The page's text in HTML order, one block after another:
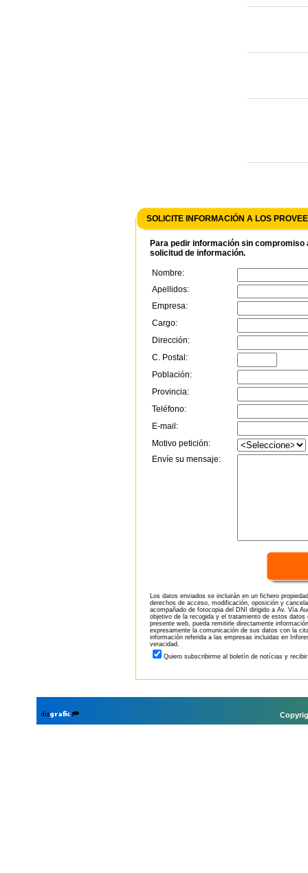
SOLICITE INFORMACIÓN A LOS
Para pedir información sin
solicitud de información.
Nombre:
Apellidos:
Empresa:
Cargo:
Dirección:
C. Postal:
Población:
Provincia:
Teléfono:
E-mail:
Motivo petición:
Envíe su mensaje:
Los datos enviados se incluirán en un fichero
derechos de acceso, modificación, oposición y
acompañado de fotocopia del DNI dirigido a Av. Vía
objetivo de la recogida y el tratamiento de estos
presente web, pueda remitirle directamente
expresamente la comunicación de sus datos con la
información referida a las empresas incluidas en
veracidad.
Quiero subscribirme al boletín de notícias y